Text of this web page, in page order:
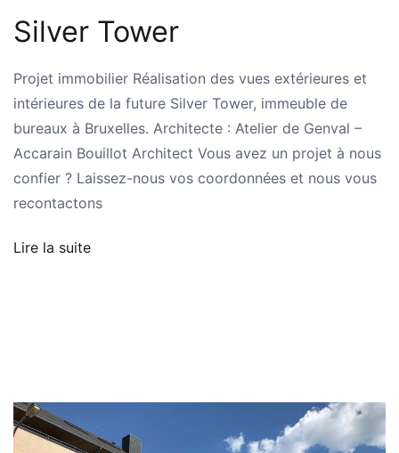
Silver Tower
Projet immobilier Réalisation des vues extérieures et
intérieures de la future Silver Tower, immeuble de
bureaux à Bruxelles. Architecte : Atelier de Genval –
Accarain Bouillot Architect Vous avez un projet à nous
confier ? Laissez-nous vos coordonnées et nous vous
recontactons
Lire la suite